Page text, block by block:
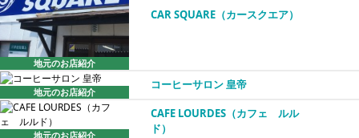
地元のお店紹介
CAR SQUARE（カースクエア）
地元のお店紹介 コーヒーサロン 皇帝
地元のお店紹介
CAFE LOURDES（カフェ ルル
ド）